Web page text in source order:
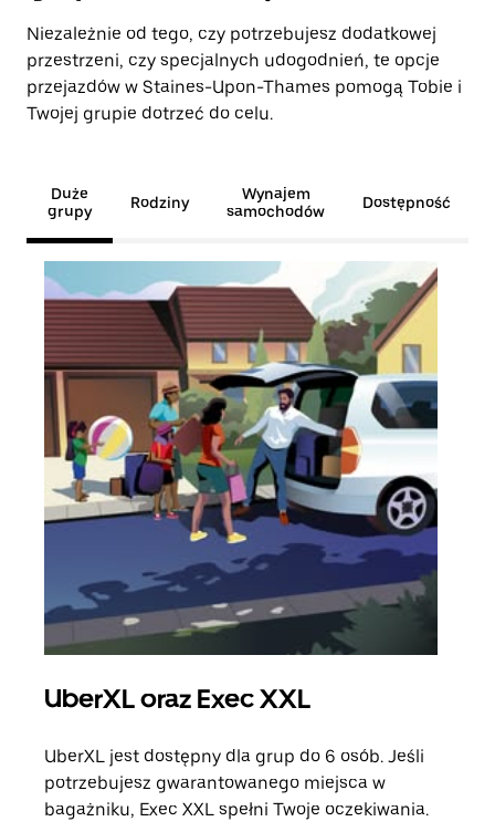
Niezależnie od tego, czy potrzebujesz dodatkowej
przestrzeni, czy specjalnych udogodnień, te opcje
przejazdów w Staines-Upon-Thames pomogą Tobie i
Twojej grupie dotrzeć do celu.
Duże
grupy
Rodziny
Wynajem
samochodów
Dostępność
UberXL oraz Exec XXL
UberXL jest dostępny dla grup do 6 osób. Jeśli
potrzebujesz gwarantowanego miejsca w
bagażniku, Exec XXL spełni Twoje oczekiwania.